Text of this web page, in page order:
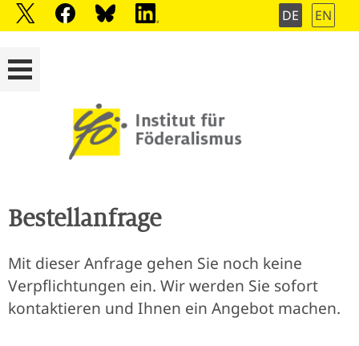
DE EN
Bestellanfrage
Mit dieser Anfrage gehen Sie noch keine
Verpflichtungen ein. Wir werden Sie sofort
kontaktieren und Ihnen ein Angebot machen.